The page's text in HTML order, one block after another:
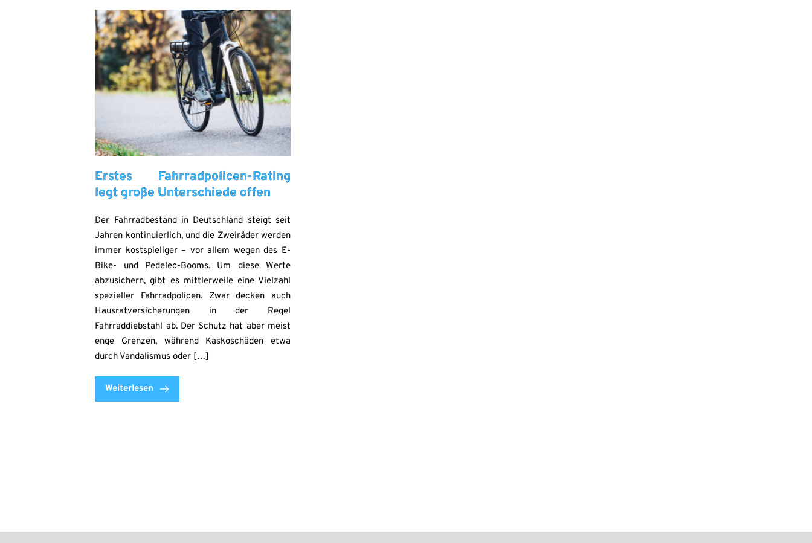
Erstes Fahrradpolicen-Rating
legt große Unterschiede offen
Der Fahrradbestand in Deutschland steigt seit
Jahren kontinuierlich, und die Zweiräder werden
immer kostspieliger – vor allem wegen des E-
Bike- und Pedelec-Booms. Um diese Werte
abzusichern, gibt es mittlerweile eine Vielzahl
spezieller Fahrradpolicen. Zwar decken auch
Hausratversicherungen in der Regel
Fahrraddiebstahl ab. Der Schutz hat aber meist
enge Grenzen, während Kaskoschäden etwa
durch Vandalismus oder […]
Weiterlesen